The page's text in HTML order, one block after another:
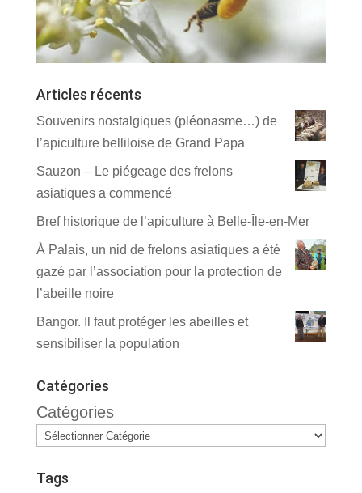
Articles récents
Souvenirs nostalgiques (pléonasme…) de
l’apiculture belliloise de Grand Papa
Sauzon – Le piégeage des frelons
asiatiques a commencé
Bref historique de l’apiculture à Belle-Île-en-Mer
À Palais, un nid de frelons asiatiques a été
gazé par l’association pour la protection de
l’abeille noire
Bangor. Il faut protéger les abeilles et
sensibiliser la population
Catégories
Catégories
Tags